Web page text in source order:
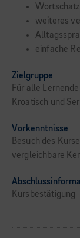
weiteres
einfache
Zielgruppe
Für alle
Kroatisch und
Vorkenntnisse
Besuch des
vergleichbare
Kursbestätigung